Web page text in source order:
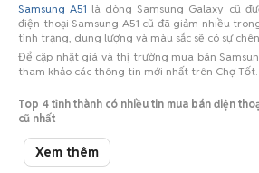
Samsung A51 là dòng Samsung Galaxy cũ
điện thoại Samsung A51 cũ đã giảm nhiều
tình trạng, dung lượng và màu sắc sẽ có sự
Để cập nhật giá và thị trường mua bán
tham khảo các thông tin mới nhất trên Chợ Tốt.
Top 4 tỉnh thành có nhiều tin mua bán điện
cũ nhất
Tỉnh thành
Xem thêm